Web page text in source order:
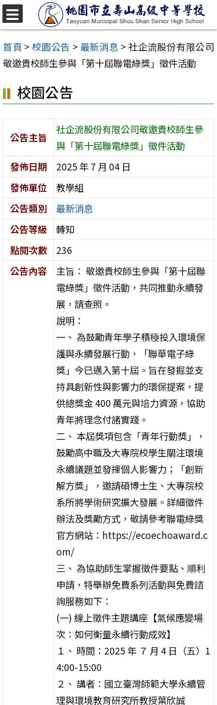
跳
至
主
要
容
區
首頁 > 校園公告 > 最新消息 > 社企流股份有限公司
敬邀貴校師生參與「第十屆聯電綠獎」徵件活動
校園公告
公告主旨
社企流股份有限公司敬邀貴校師生參
與「第十屆聯電綠獎」徵件活動
發佈日期
2025 年 7 月 04 日
發佈單位
教學組
公告類別
最新消息
公告等級
轉知
點閱次數
236
公告內容
主旨： 敬邀貴校師生參與「第十屆聯
電綠獎」徵件活動，共同推動永續發
展，請查照。
說明：
一、 為鼓勵青年學子積極投入環境保
護與永續發展行動，「聯華電子綠
獎」今已邁入第十屆。旨在發掘並支
持具創新性與影響力的環保提案，提
供總獎金 400 萬元與培力資源，協助
青年將理念付諸實踐。
二、 本屆獎項包含「青年行動獎」，
鼓勵高中職及大專院校學生關注環境
永續議題並發揮個人影響力；「創新
解方獎」，邀請碩博士生、大專院校
系所將學術研究擴大發展。詳細徵件
辦法及獎勵方式，敬請參考聯電綠獎
官方網站：https://ecoechoaward.c
om/
三、 為協助師生掌握徵件要點、順利
申請，特舉辦免費系列活動與免費諮
詢服務如下：
(一) 線上徵件主題講座【氣候應變場
次：如何衡量永續行動成效】
１、 時間：2025 年 ７ 月 4 日（五）1
4:00-15:00
２、 講者：國立臺灣師範大學永續管
理與環境教育研究所教授葉欣誠
選
單